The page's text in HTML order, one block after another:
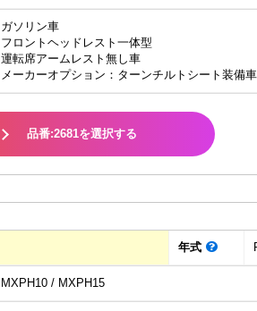
ガソリン車
フロントヘッドレスト一体型
運転席アームレスト無し車
メーカーオプション：ターンチルトシート装備車
品番:2681を選択する
年式
MXPH10 / MXPH15